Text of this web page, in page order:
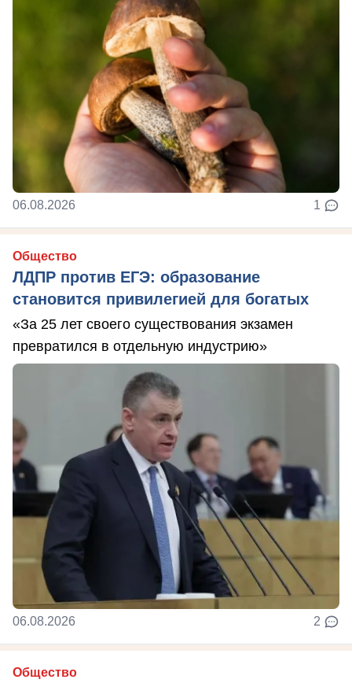
06.08.2026 1
Общество
ЛДПР против ЕГЭ: образование
становится привилегией для богатых
«За 25 лет своего существования экзамен
превратился в отдельную индустрию»
06.08.2026 2
Общество